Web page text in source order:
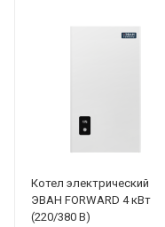
Котел электрический
ЭВАН FORWARD 4 кВт
(220/380 В)